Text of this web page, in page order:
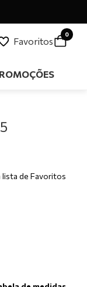
Favoritos
0
lista de Favoritos